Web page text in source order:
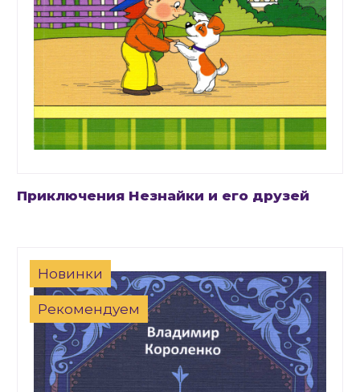
Приключения Незнайки и его друзей
Новинки
Рекомендуем